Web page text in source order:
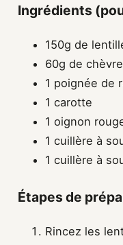
Ingrédients
150g de
60g de
1 poignée de
1 carotte
1 oignon
1 cuillère à
1 cuillère à
Étapes de
Rincez les